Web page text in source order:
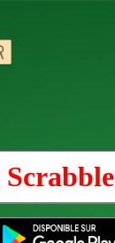
Scrabble